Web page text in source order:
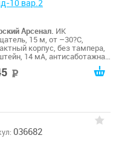
10 вар.2
Арсенал. ИК
15 м, от –30?С,
корпус, без тампера,
14 мА, антисаботажная
036682